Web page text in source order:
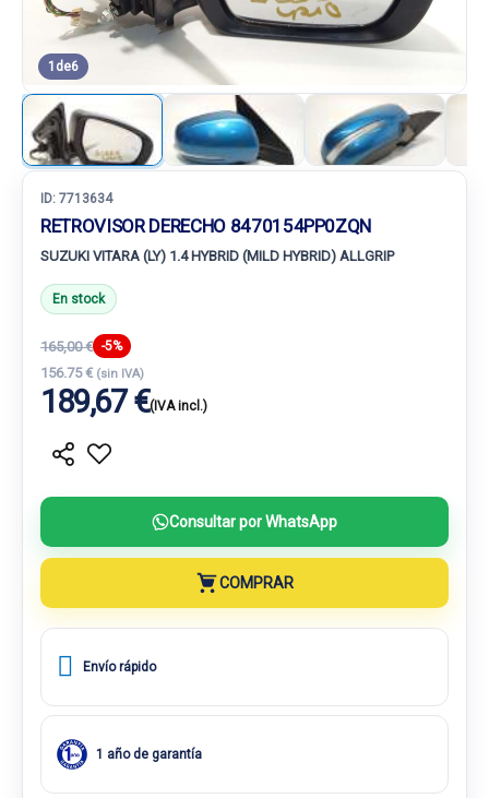
1 de6
ID: 7713634
RETROVISOR DERECHO 8470154PP0ZQN
SUZUKI VITARA (LY) 1.4 HYBRID (MILD HYBRID) ALLGRIP
En stock
165,00 € -5%
156.75 € (sin IVA)
189,67 €(IVA incl.)
Consultar por WhatsApp
COMPRAR
Envío rápido
1 año de garantía